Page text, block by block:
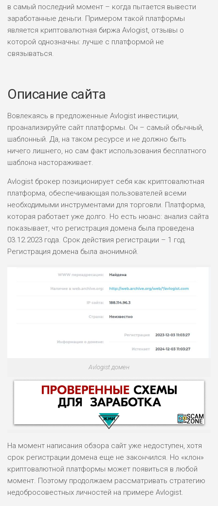
в самый последний момент – когда пытается вывести
заработанные деньги. Примером такой платформы
является криптовалютная биржа Avlogist, отзывы о
которой однозначны: лучше с платформой не
связываться.
Описание сайта
Вовлекаясь в предложенные Avlogist инвестиции,
проанализируйте сайт платформы. Он – самый обычный,
шаблонный. Да, на таком ресурсе и не должно быть
ничего лишнего, но сам факт использования бесплатного
шаблона настораживает.
Avlogist брокер позиционирует себя как криптовалютная
платформа, обеспечивающая пользователей всеми
необходимыми инструментами для торговли. Платформа,
которая работает уже долго. Но есть нюанс: анализ сайта
показывает, что регистрация домена была проведена
03.12.2023 года. Срок действия регистрации – 1 год.
Регистрация домена была анонимной.
Avlogist домен
НАЗВАНИЕ ОБЗОР
На момент написания обзора сайт уже недоступен, хотя
срок регистрации домена еще не закончился. Но «клон»
криптовалютной платформы может появиться в любой
момент. Поэтому продолжаем рассматривать стратегию
недобросовестных личностей на примере Avlogist.